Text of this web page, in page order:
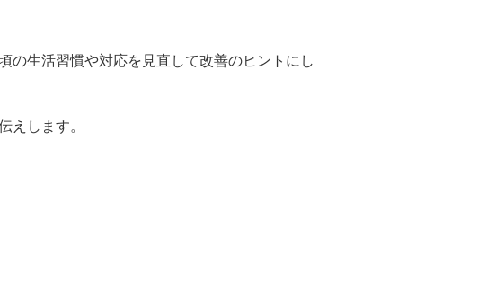
の生活習慣や対応を見直して改善のヒントにし
えします。